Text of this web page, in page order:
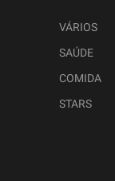
VÁRIOS
SAÚDE
COMIDA
STARS